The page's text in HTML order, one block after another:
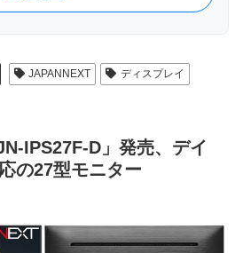
JAPANNEXT
ディスプレイ
IPS27F-D」発売、デイ
の27型モニター